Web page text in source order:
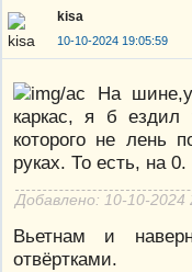
kisa
10-10-2024 19:05:59
На шине,у
каркас, я б ездил
которого не лень
руках. То есть, на 0.
Добавлено: 10-10-2024
Вьетнам и
отвёртками.